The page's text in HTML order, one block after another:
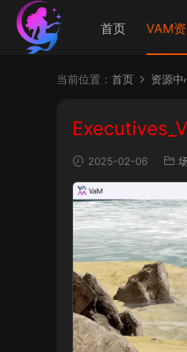
首页 VAM
当前位置： 首页 资源中
2025-02-06